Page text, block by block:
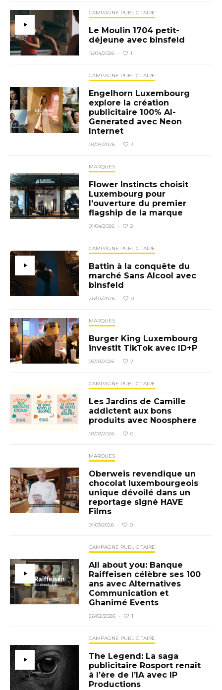
CAMPAGNE PUBLICITAIRE
Le Moulin 1704 petit-
déjeune avec binsfeld
16/04/2026 · 1
CAMPAGNE PUBLICITAIRE
Engelhorn Luxembourg
explore la création
publicitaire 100% AI-
Generated avec Neon
Internet
03/04/2026 · 3
MARQUES
Flower Instincts choisit
Luxembourg pour
l’ouverture du premier
flagship de la marque
01/04/2026 · 2
CAMPAGNE PUBLICITAIRE
Battin à la conquête du
marché Sans Alcool avec
binsfeld
26/03/2026 · 0
MARQUES
Burger King Luxembourg
investit TikTok avec ID+P
05/03/2026 · 2
CAMPAGNE PUBLICITAIRE
Les Jardins de Camille
addictent aux bons
produits avec Noosphere
03/03/2026 · 0
MARQUES
Oberweis revendique un
chocolat luxembourgeois
unique dévoilé dans un
reportage signé HAVE
Films
01/03/2026 · 0
CAMPAGNE PUBLICITAIRE
All about you: Banque
Raiffeisen célèbre ses 100
ans avec Alternatives
Communication et
Ghanimé Events
26/02/2026 · 1
CAMPAGNE PUBLICITAIRE
The Legend: La saga
publicitaire Rosport renaît
à l’ère de l’IA avec IP
Productions